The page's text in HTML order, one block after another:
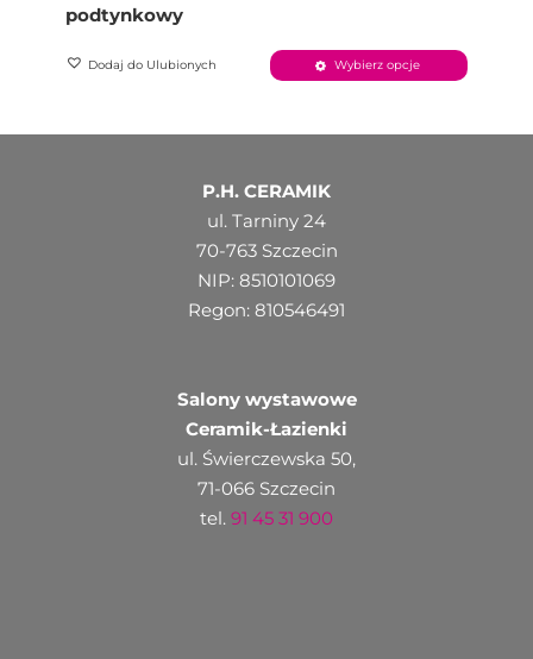
podtynkowy
Dodaj do Ulubionych Wybierz opcje
P.H. CERAMIK
ul. Tarniny 24
70-763 Szczecin
NIP: 8510101069
Regon: 810546491
Salony wystawowe
Ceramik-Łazienki
ul. Świerczewska 50,
71-066 Szczecin
tel. 91 45 31 900